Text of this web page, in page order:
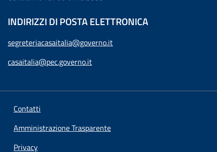
INDIRIZZI DI POSTA ELETTRONICA
segreteriacasaitalia@governo.it
casaitalia@pec.governo.it
Contatti
Amministrazione Trasparente
Privacy